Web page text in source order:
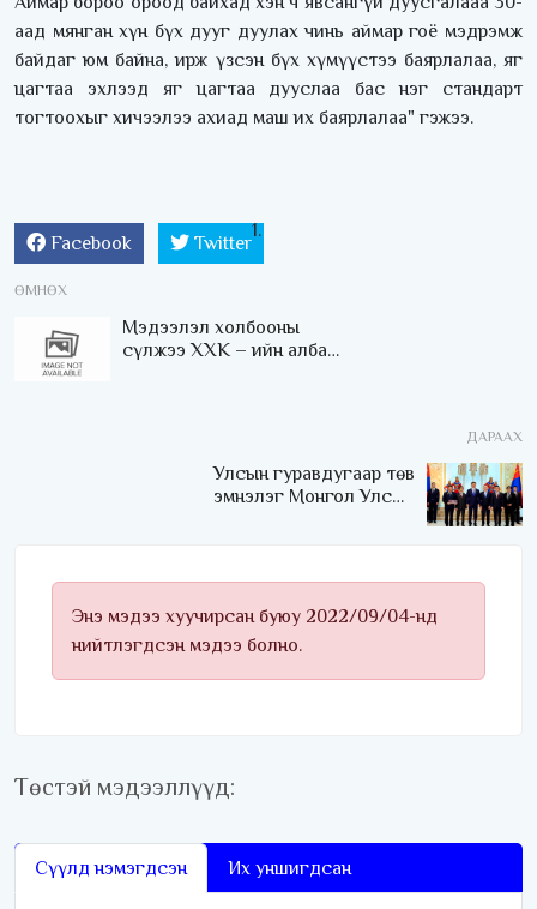
аад мянган хүн бүх дууг дуулах чинь аймар гоё мэдрэмж
байдаг юм байна, ирж үзсэн бүх хүмүүстээ баярлалаа, яг
цагтаа эхлээд яг цагтаа дууслаа бас нэг стандарт
тогтоохыг хичээлээ ахиад маш их баярлалаа" гэжээ.
Facebook Twitter
ӨМНӨХ
Мэдээлэл холбооны
сүлжээ ХХК – ийн албан
ДАРААХ
Улсын гуравдугаар төв
эмнэлэг Монгол Улсын
Энэ мэдээ хуучирсан буюу 2022/09/04-нд
нийтлэгдсэн мэдээ болно.
Төстэй мэдээллүүд:
Сүүлд нэмэгдсэн Их уншигдсан